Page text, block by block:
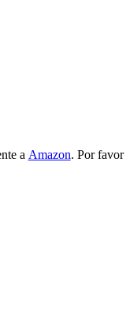
a Amazon. Por favor